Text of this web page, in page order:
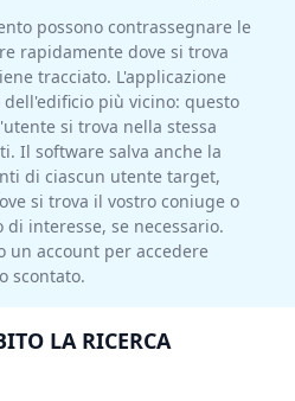
possono contrassegnare le
rapidamente dove si trova
tracciato. L'applicazione
più vicino: questo
si trova nella stessa
Il software salva anche la
di ciascun utente target,
si trova il vostro coniuge o
interesse, se necessario.
un account per accedere
scontato.
LA RICERCA